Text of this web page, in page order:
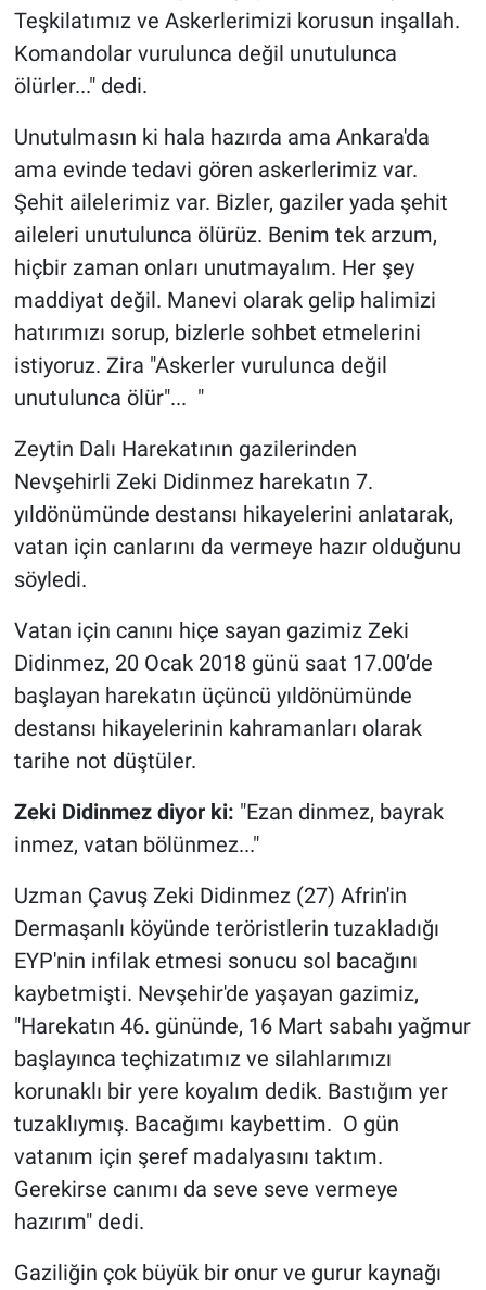
Teşkilatımız ve Askerlerimizi korusun inşallah.
Komandolar vurulunca değil unutulunca
ölürler..." dedi.
Unutulmasın ki hala hazırda ama Ankara'da
ama evinde tedavi gören askerlerimiz var.
Şehit ailelerimiz var. Bizler, gaziler yada şehit
aileleri unutulunca ölürüz. Benim tek arzum,
hiçbir zaman onları unutmayalım. Her şey
maddiyat değil. Manevi olarak gelip halimizi
hatırımızı sorup, bizlerle sohbet etmelerini
istiyoruz. Zira "Askerler vurulunca değil
unutulunca ölür"... "
Zeytin Dalı Harekatının gazilerinden
Nevşehirli Zeki Didinmez harekatın 7.
yıldönümünde destansı hikayelerini anlatarak,
vatan için canlarını da vermeye hazır olduğunu
söyledi.
Vatan için canını hiçe sayan gazimiz Zeki
Didinmez, 20 Ocak 2018 günü saat 17.00’de
başlayan harekatın üçüncü yıldönümünde
destansı hikayelerinin kahramanları olarak
tarihe not düştüler.
Zeki Didinmez diyor ki: "Ezan dinmez, bayrak
inmez, vatan bölünmez..."
Uzman Çavuş Zeki Didinmez (27) Afrin'in
Dermaşanlı köyünde teröristlerin tuzakladığı
EYP'nin infilak etmesi sonucu sol bacağını
kaybetmişti. Nevşehir'de yaşayan gazimiz,
"Harekatın 46. gününde, 16 Mart sabahı yağmur
başlayınca teçhizatımız ve silahlarımızı
korunaklı bir yere koyalım dedik. Bastığım yer
tuzaklıymış. Bacağımı kaybettim. O gün
vatanım için şeref madalyasını taktım.
Gerekirse canımı da seve seve vermeye
hazırım" dedi.
Gaziliğin çok büyük bir onur ve gurur kaynağı